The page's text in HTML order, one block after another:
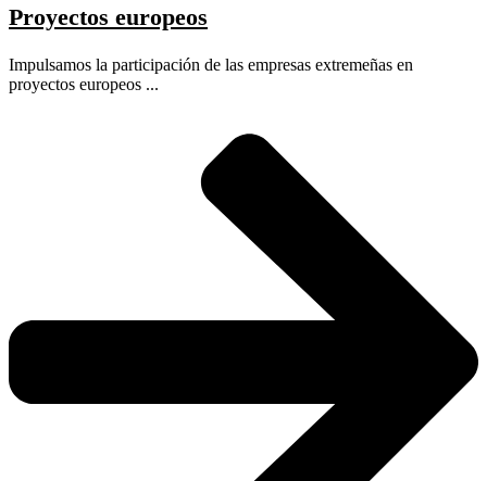
Proyectos europeos
Impulsamos la participación de las empresas extremeñas en
proyectos europeos ...